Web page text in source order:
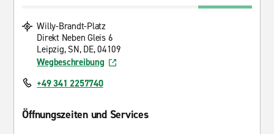
Willy-Brandt-Platz
Direkt Neben Gleis 6
Leipzig, SN, DE, 04109
Wegbeschreibung
+49 341 2257740
Öffnungszeiten und Services